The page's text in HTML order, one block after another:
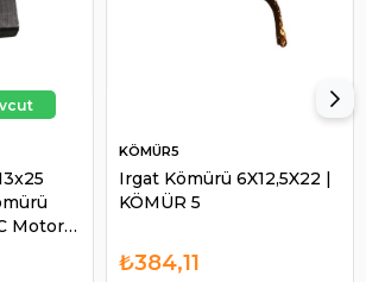
Motor) |
Irgat Kömürü 6X12,5X22 |
KÖMÜR 5
KÖMÜR5
₺384,11